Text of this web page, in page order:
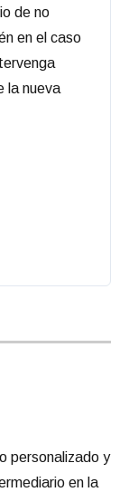
de no
en el caso
la nueva
personalizado y
en la